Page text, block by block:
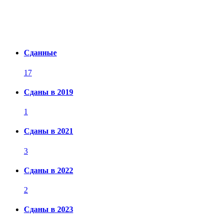
Сданные
17
Сданы в 2019
1
Сданы в 2021
3
Сданы в 2022
2
Сданы в 2023